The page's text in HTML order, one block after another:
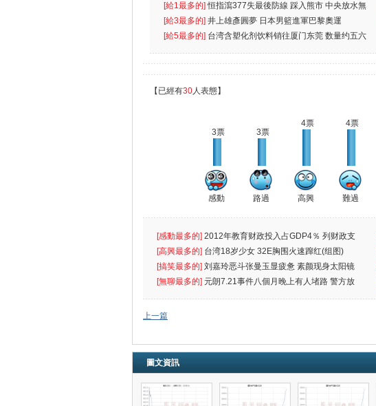
無
[給1最多的]恒指瀉377失最後防線 踩入熊市 中央放水無
[給3最多的] 井上雄彥圓夢 日本男籃進軍巴黎奧運
[給5最多的] 台湾含塑化剂饮料销往厦门东莞 数量约五六
【已經有30人表態】
3票
感動
3票
路過
4票
高興
4票
難過
[感動最多的] 2012年教育财政投入占GDP4％ 列财政支
出首位
[高興最多的] 台湾18岁少女 32E胸围火速蹿红(组图)
[搞笑最多的] 刘嘉玲恶斗张曼玉显疲惫 素颜现身太阳镜
遮
[無聊最多的] 元朗7.21事件八個月晚上有人堵路 警方放
催
上一篇
圖文資訊